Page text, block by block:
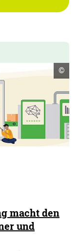
©
macht den
und